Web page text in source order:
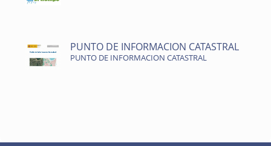
PUNTO DE INFORMACION CATASTRAL
PUNTO DE INFORMACION CATASTRAL